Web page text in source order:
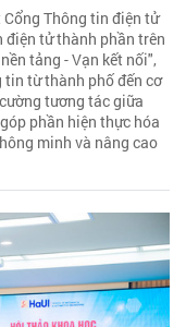
Thông tin điện tử
tử thành phần trên
tảng - Vạn kết nối",
từ thành phố đến cơ
tương tác giữa
phần hiện thực hóa
minh và nâng cao